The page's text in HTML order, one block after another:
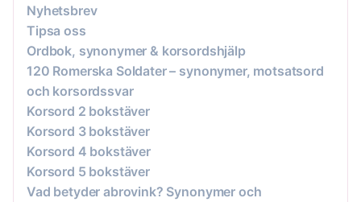
Nyhetsbrev
Tipsa oss
Ordbok, synonymer & korsordshjälp
120 Romerska Soldater – synonymer, motsatsord
och korsordssvar
Korsord 2 bokstäver
Korsord 3 bokstäver
Korsord 4 bokstäver
Korsord 5 bokstäver
Vad betyder abrovink? Synonymer och